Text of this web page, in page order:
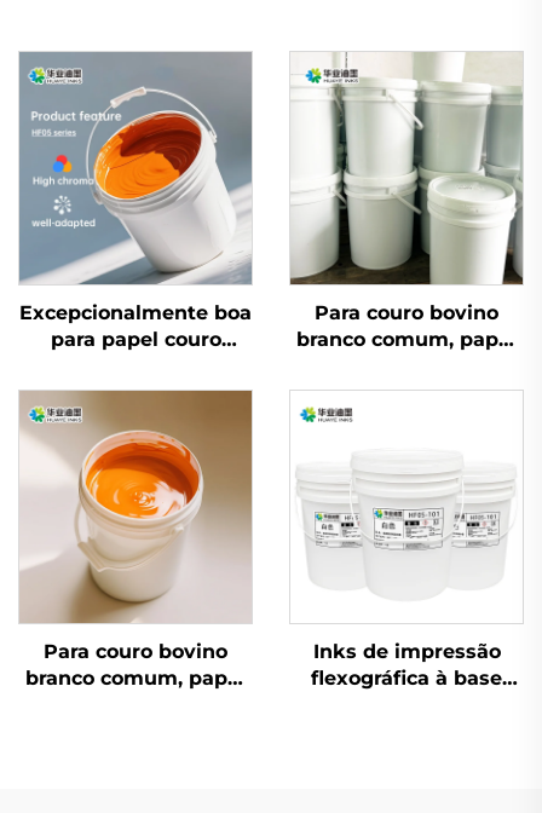
Excepcionalmente boa
para papel couro
revestido e outros
materiais à base
d'água para tintas
Para couro bovino
branco comum, papel
materiais, tintas de
impressão flexográfica
excelente qualidade
são aplicáveis.
Para couro bovino
branco comum, papel
Inks de impressão
flexográfica à base